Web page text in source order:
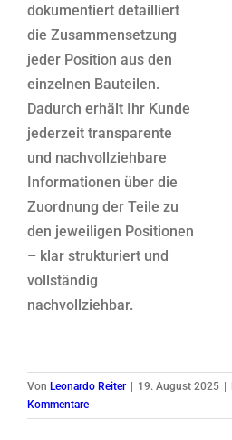
dokumentiert detailliert
die Zusammensetzung
jeder Position aus den
einzelnen Bauteilen.
Dadurch erhält Ihr Kunde
jederzeit transparente
und nachvollziehbare
Informationen über die
Zuordnung der Teile zu
den jeweiligen Positionen
– klar strukturiert und
vollständig
nachvollziehbar.
Von Leonardo Reiter 19. August 2025
Kommentare